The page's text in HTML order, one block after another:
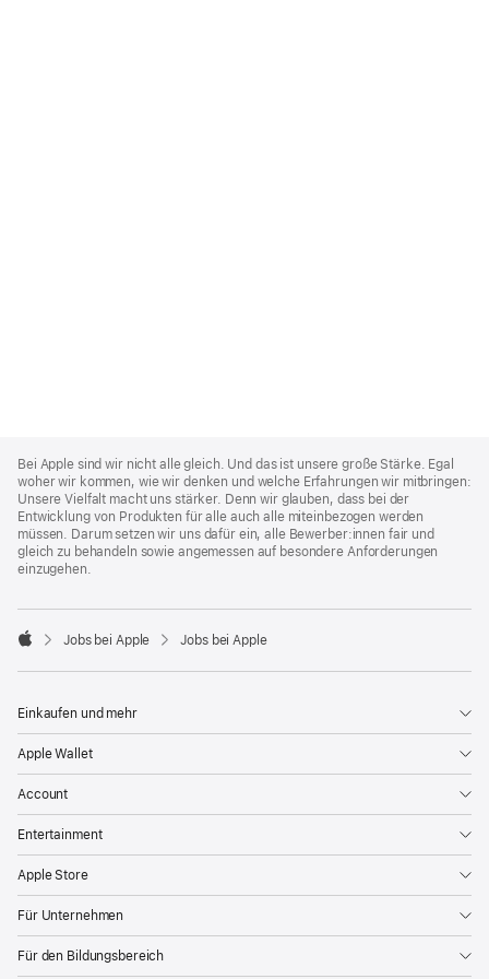
Footer
Bei Apple sind wir nicht alle gleich. Und das ist unsere große Stärke. Egal
woher wir kommen, wie wir denken und welche Erfahrungen wir mitbringen:
Unsere Vielfalt macht uns stärker. Denn wir glauben, dass bei der
Entwicklung von Produkten für alle auch alle miteinbezogen werden
müssen. Darum setzen wir uns dafür ein, alle Bewerber:innen fair und
gleich zu behandeln sowie angemessen auf besondere Anforderungen
einzugehen.

Jobs bei Apple Jobs bei Apple
Einkaufen und mehr
Apple Wallet
Account
Entertainment
Apple Store
Für Unternehmen
Für den Bildungsbereich